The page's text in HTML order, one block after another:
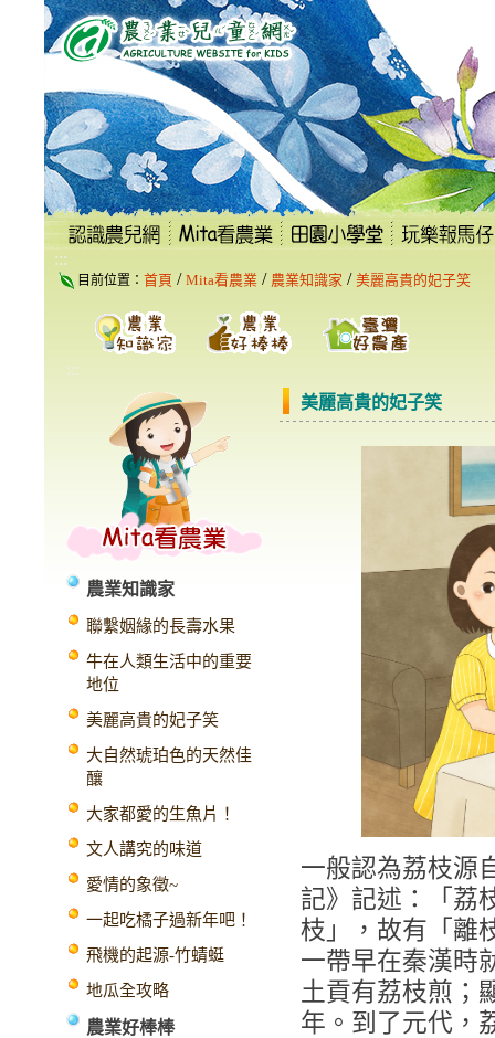
跳
到
要
內
容
區
塊
:::
目前位置： 首頁 / Mita看農業 / 農業知識家 / 美麗高貴的妃子笑
:::
農業知識家
聯繫姻緣的長壽水果
牛在人類生活中的重要
地位
美麗高貴的妃子笑
大自然琥珀色的天然佳
釀
大家都愛的生魚片！
文人講究的味道
愛情的象徵~
一起吃橘子過新年吧！
飛機的起源-竹蜻蜓
地瓜全攻略
農業好棒棒
美麗高貴的妃子笑
一般認為荔枝源
記》記述：「荔
枝」，故有「離
一帶早在秦漢時
土貢有荔枝煎；
年。到了元代，